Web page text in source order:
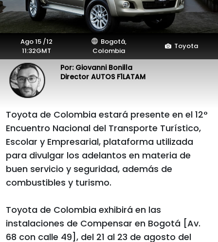
Ago 15 /12
11:32GMT
Bogotá,
Colombia
Toyota
Por: Giovanni Bonilla
Director AUTOS F1LATAM
Toyota de Colombia estará presente en el 12°
Encuentro Nacional del Transporte Turístico,
Escolar y Empresarial, plataforma utilizada
para divulgar los adelantos en materia de
buen servicio y seguridad, además de
combustibles y turismo.
Toyota de Colombia exhibirá en las
instalaciones de Compensar en Bogotá [Av.
68 con calle 49], del 21 al 23 de agosto del